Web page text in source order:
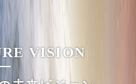
VISION